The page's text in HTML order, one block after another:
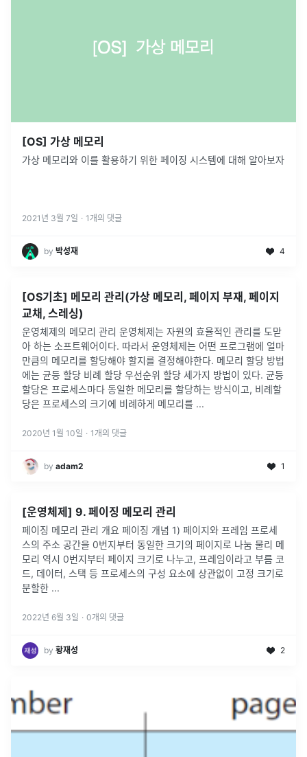
[OS] 가상 메모리
가상 메모리와 이를 활용하기 위한 페이징 시스템에 대해 알아보자
2021년 3월 7일 · 1 개의 댓글
by 박성재 4
[OS기초] 메모리 관리(가상 메모리, 페이지 부재, 페이지
교채, 스레싱)
운영체제의 메모리 관리 운영체제는 자원의 효율적인 관리를 도맏
아 하는 소프트웨어이다. 따라서 운영체제는 어떤 프로그램에 얼마
만큼의 메모리를 할당해야 할지를 결정해야한다. 메모리 할당 방법
에는 균등 할당 비례 할당 우선순위 할당 세가지 방법이 있다. 균등
할당은 프로세스마다 동일한 메모리를 할당하는 방식이고, 비례할
당은 프로세스의 크기에 비례하게 메모리를 ...
2020년 1월 10일 · 1 개의 댓글
by adam2 1
[운영체제] 9. 페이징 메모리 관리
페이징 메모리 관리 개요 페이징 개념 1) 페이지와 프레임 프로세
스의 주소 공간을 0번지부터 동일한 크기의 페이지로 나눔 물리 메
모리 역시 0번지부터 페이지 크기로 나누고, 프레임이라고 부름 코
드, 데이터, 스택 등 프로세스의 구성 요소에 상관없이 고정 크기로
분할한 ...
2022년 6월 3일 · 0개의 댓글
by 황재성 2